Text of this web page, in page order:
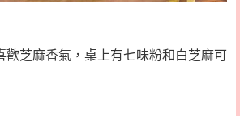
歡芝麻香氣，桌上有七味粉和白芝麻可